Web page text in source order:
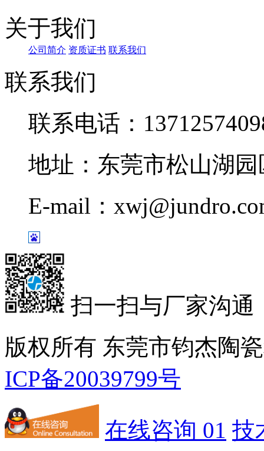
关于我们
公司简介 资质证书 联系我们
联系我们
联系电话：
地址：东莞市松山湖
E-mail：
扫一扫与厂家沟通
版权所有 东莞市钧杰
ICP备20039799号
在线咨询 01 技